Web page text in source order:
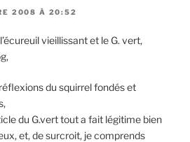
2008 À 20:52
vieillissant et le G. vert,
du squirrel fondés et
du G.vert tout a fait légitime bien
et, de surcroit, je comprends